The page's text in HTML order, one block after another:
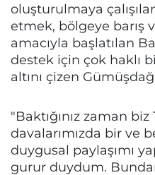
oluşturulmaya
etmek, bölgeye barış
amacıyla başlatılan
destek için çok haklı
altını çizen
"Baktığınız zaman
davalarımızda bir ve
duygusal paylaşımı
gurur duydum.